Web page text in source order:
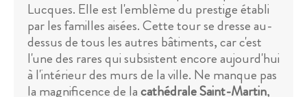
Lucques. Elle est l'emblème du prestige établi
par les familles aisées. Cette tour se dresse au-
dessus de tous les autres bâtiments, car c'est
l'une des rares qui subsistent encore aujourd'hui
à l'intérieur des murs de la ville. Ne manque pas
la magnificence de lacathédrale Saint-Martin,